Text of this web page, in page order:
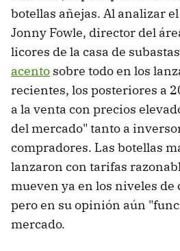
botellas añejas. Al analizar
Jonny Fowle, director del
licores de la casa de
acento sobre todo en los
recientes, los posteriores a
a la venta con precios
del mercado" tanto a
compradores. Las botellas
lanzaron con tarifas
mueven ya en los niveles de
pero en su opinión aún
mercado.